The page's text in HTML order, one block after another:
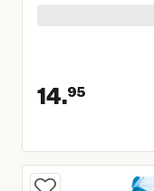
14.95